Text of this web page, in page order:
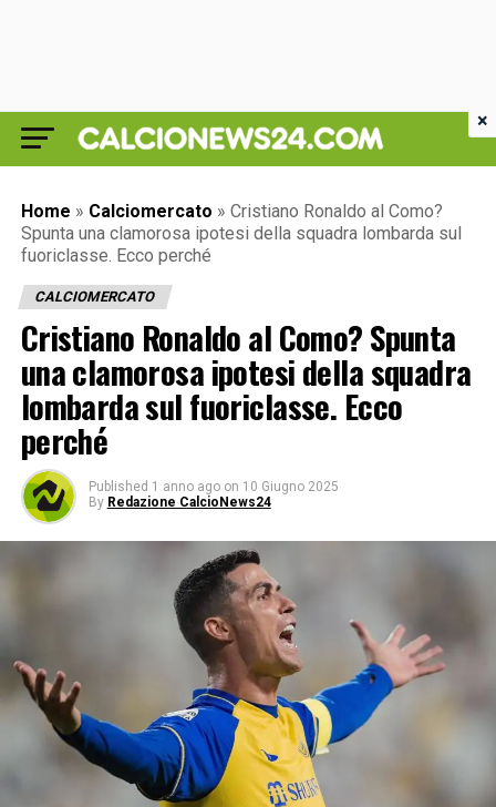
Home » Calciomercato » Cristiano Ronaldo al Como?
Spunta una clamorosa ipotesi della squadra lombarda sul
fuoriclasse. Ecco perché
CALCIOMERCATO
Cristiano Ronaldo al Como? Spunta
una clamorosa ipotesi della squadra
lombarda sul fuoriclasse. Ecco
perché
Published 1 anno ago on 10 Giugno 2025
By Redazione CalcioNews24
×